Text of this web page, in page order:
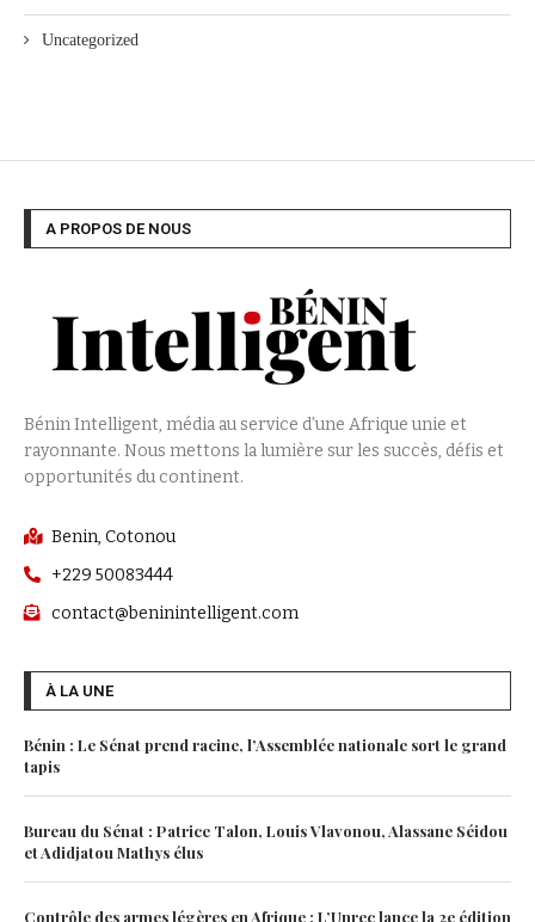
Uncategorized
A PROPOS DE NOUS
Bénin Intelligent, média au service d’une Afrique unie et
rayonnante. Nous mettons la lumière sur les succès, défis et
opportunités du continent.
Benin, Cotonou
+229 50083444
contact@beninintelligent.com
À LA UNE
Bénin : Le Sénat prend racine, l’Assemblée nationale sort le grand
tapis
Bureau du Sénat : Patrice Talon, Louis Vlavonou, Alassane Séidou
et Adidjatou Mathys élus
Contrôle des armes légères en Afrique : L’Unrec lance la 2e édition